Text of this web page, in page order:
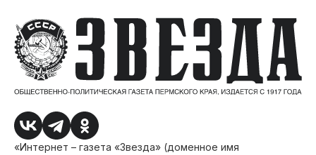
«Интернет – газета «Звезда» (доменное имя